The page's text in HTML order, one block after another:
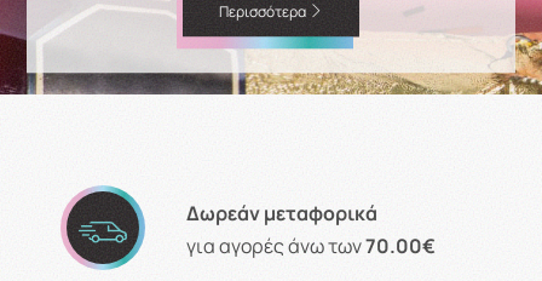
Περισσότερα
Δωρεάν μεταφορικά
για αγορές άνω των70.00€